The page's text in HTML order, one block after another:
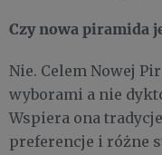
Czy nowa piramida
Nie. Celem Nowej
wyborami a nie
Wspiera ona
preferencje i różne